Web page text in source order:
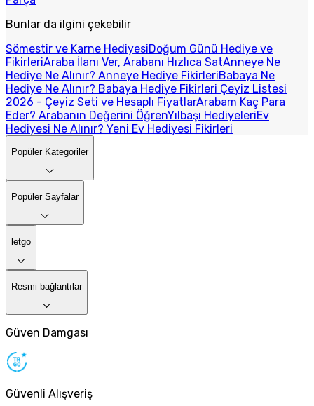
Bunlar da ilgini çekebilir
Sömestir ve Karne HediyesiDoğum Günü Hediye ve
FikirleriAraba İlanı Ver, Arabanı Hızlıca SatAnneye Ne
Hediye Ne Alınır? Anneye Hediye FikirleriBabaya Ne
Hediye Ne Alınır? Babaya Hediye Fikirleri Çeyiz Listesi
2026 - Çeyiz Seti ve Hesaplı FiyatlarArabam Kaç Para
Eder? Arabanın Değerini ÖğrenYılbaşı HediyeleriEv
Hediyesi Ne Alınır? Yeni Ev Hediyesi Fikirleri
Popüler Kategoriler
Popüler Sayfalar
letgo
Resmi bağlantılar
Güven Damgası
Güvenli Alışveriş